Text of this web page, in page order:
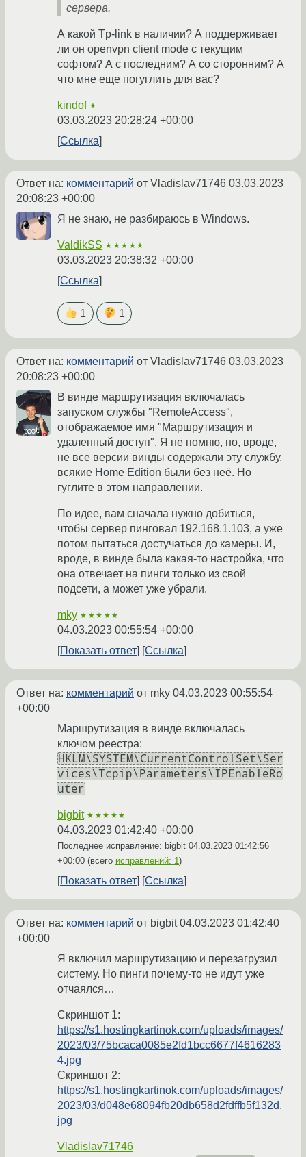
сервера.
А какой Tp-link в наличии? А поддерживает
ли он openvpn client mode с текущим
софтом? А с последним? А со сторонним? А
что мне еще погуглить для вас?
kindof ★
03.03.2023 20:28:24 +00:00
Ссылка
Ответ на: комментарий от Vladislav71746 03.03.2023
20:08:23 +00:00
Я не знаю, не разбираюсь в Windows.
ValdikSS ★★★★★
03.03.2023 20:38:32 +00:00
Ссылка
1 1
Ответ на: комментарий от Vladislav71746 03.03.2023
20:08:23 +00:00
В винде маршрутизация включалась
запуском службы ″RemoteAccess″,
отображаемое имя ″Маршрутизация и
удаленный доступ″. Я не помню, но, вроде,
не все версии винды содержали эту службу,
всякие Home Edition были без неё. Но
гуглите в этом направлении.
По идее, вам сначала нужно добиться,
чтобы сервер пинговал 192.168.1.103, а уже
потом пытаться достучаться до камеры. И,
вроде, в винде была какая-то настройка, что
она отвечает на пинги только из свой
подсети, а может уже убрали.
mky ★★★★★
04.03.2023 00:55:54 +00:00
Показать ответ
Ссылка
Ответ на: комментарий от mky 04.03.2023 00:55:54
+00:00
Маршрутизация в винде включалась
ключом реестра:
HKLM\SYSTEM\CurrentControlSet\Ser
vices\Tcpip\Parameters\IPEnableRo
uter
bigbit ★★★★★
04.03.2023 01:42:40 +00:00
Последнее исправление: bigbit 04.03.2023 01:42:56
+00:00 (всего исправлений: 1)
Показать ответ Ссылка
Ответ на: комментарий от bigbit04.03.2023 01:42:40
+00:00
Я включил маршрутизацию и перезагрузил
систему. Но пинги почему-то не идут уже
отчаялся…
Скриншот 1:
https://s1.hostingkartinok.com/uploads/images/
2023/03/75bcaca0085e2fd1bcc6677f4616283
4.jpg
Скриншот 2:
https://s1.hostingkartinok.com/uploads/images/
2023/03/d048e68094fb20db658d2fdffb5f132d.
jpg
Vladislav71746